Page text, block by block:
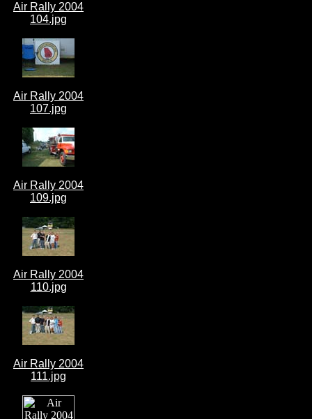
Air Rally 2004
104.jpg
Air Rally 2004
107.jpg
Air Rally 2004
109.jpg
Air Rally 2004
110.jpg
Air Rally 2004
111.jpg